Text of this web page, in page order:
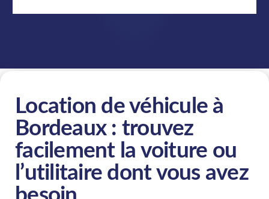
Location de véhicule à
Bordeaux : trouvez
facilement la voiture ou
l’utilitaire dont vous avez